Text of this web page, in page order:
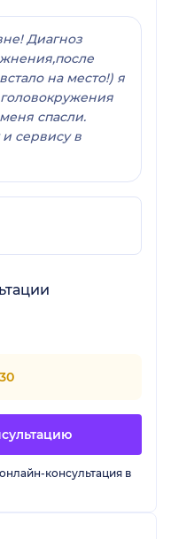
Диагноз
на место!) я
головокружения
спасли.
сервису в
консультация в